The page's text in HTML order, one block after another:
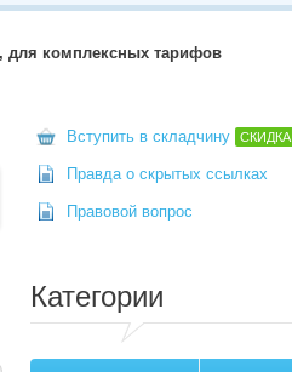
для комплексных тарифов
Вступить в складчину СКИДКА
Правда о скрытых ссылках
Правовой вопрос
Категории